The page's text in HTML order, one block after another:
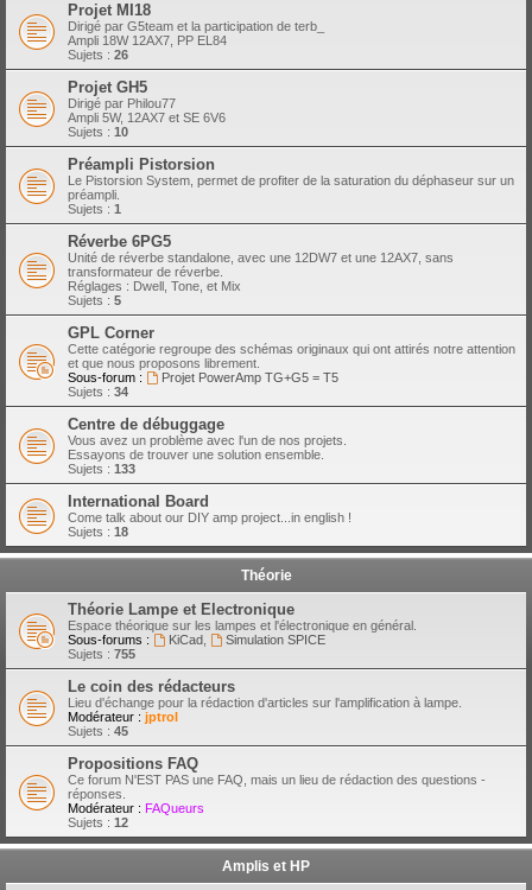
Projet MI18
Dirigé par G5team et la participation de terb_
Ampli 18W 12AX7, PP EL84
Sujets : 26
Projet GH5
Dirigé par Philou77
Ampli 5W, 12AX7 et SE 6V6
Sujets : 10
Préampli Pistorsion
Le Pistorsion System, permet de profiter de la saturation du déphaseur sur un
préampli.
Sujets : 1
Réverbe 6PG5
Unité de réverbe standalone, avec une 12DW7 et une 12AX7, sans
transformateur de réverbe.
Réglages : Dwell, Tone, et Mix
Sujets : 5
GPL Corner
Cette catégorie regroupe des schémas originaux qui ont attirés notre attention
et que nous proposons librement.
Sous-forum :
Projet PowerAmp TG+G5 = T5
Sujets : 34
Centre de débuggage
Vous avez un problème avec l'un de nos projets.
Essayons de trouver une solution ensemble.
Sujets : 133
International Board
Come talk about our DIY amp project...in english !
Sujets : 18
Théorie
Théorie Lampe et Electronique
Espace théorique sur les lampes et l'électronique en général.
Sous-forums :
KiCad,
Simulation SPICE
Sujets : 755
Le coin des rédacteurs
Lieu d'échange pour la rédaction d'articles sur l'amplification à lampe.
Modérateur : jptrol
Sujets : 45
Propositions FAQ
Ce forum N'EST PAS une FAQ, mais un lieu de rédaction des questions -
réponses.
Modérateur : FAQueurs
Sujets : 12
Amplis et HP